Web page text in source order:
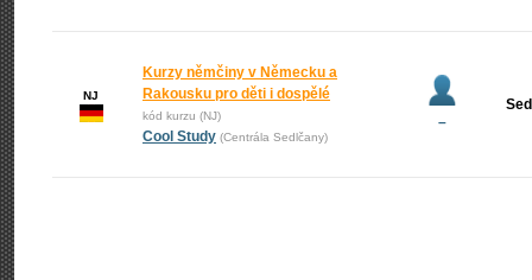
NJ
Kurzy němčiny v Německu a
Rakousku pro děti i dospělé
kód kurzu (NJ)
Cool Study (Centrála Sedlčany)
–